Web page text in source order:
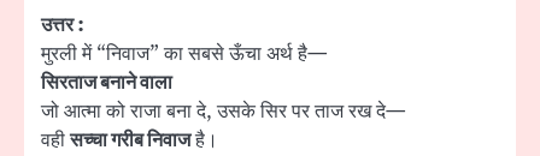
उत्तर :
मुरली में “निवाज” का सबसे ऊँचा अर्थ है—
सिरताज बनाने वाला
जो आत्मा को राजा बना दे, उसके सिर पर ताज रख दे—
वहीसच्चा गरीब निवाजहै।